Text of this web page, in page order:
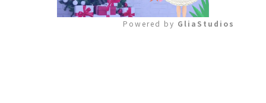
Powered by GliaStudios